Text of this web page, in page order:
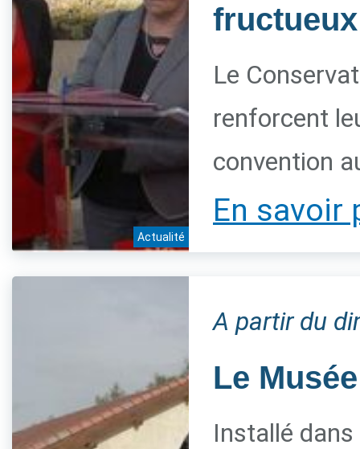
Actualité
fructueux
Le
renforcent
convention
En savoir
A partir du
Le
Installé dans